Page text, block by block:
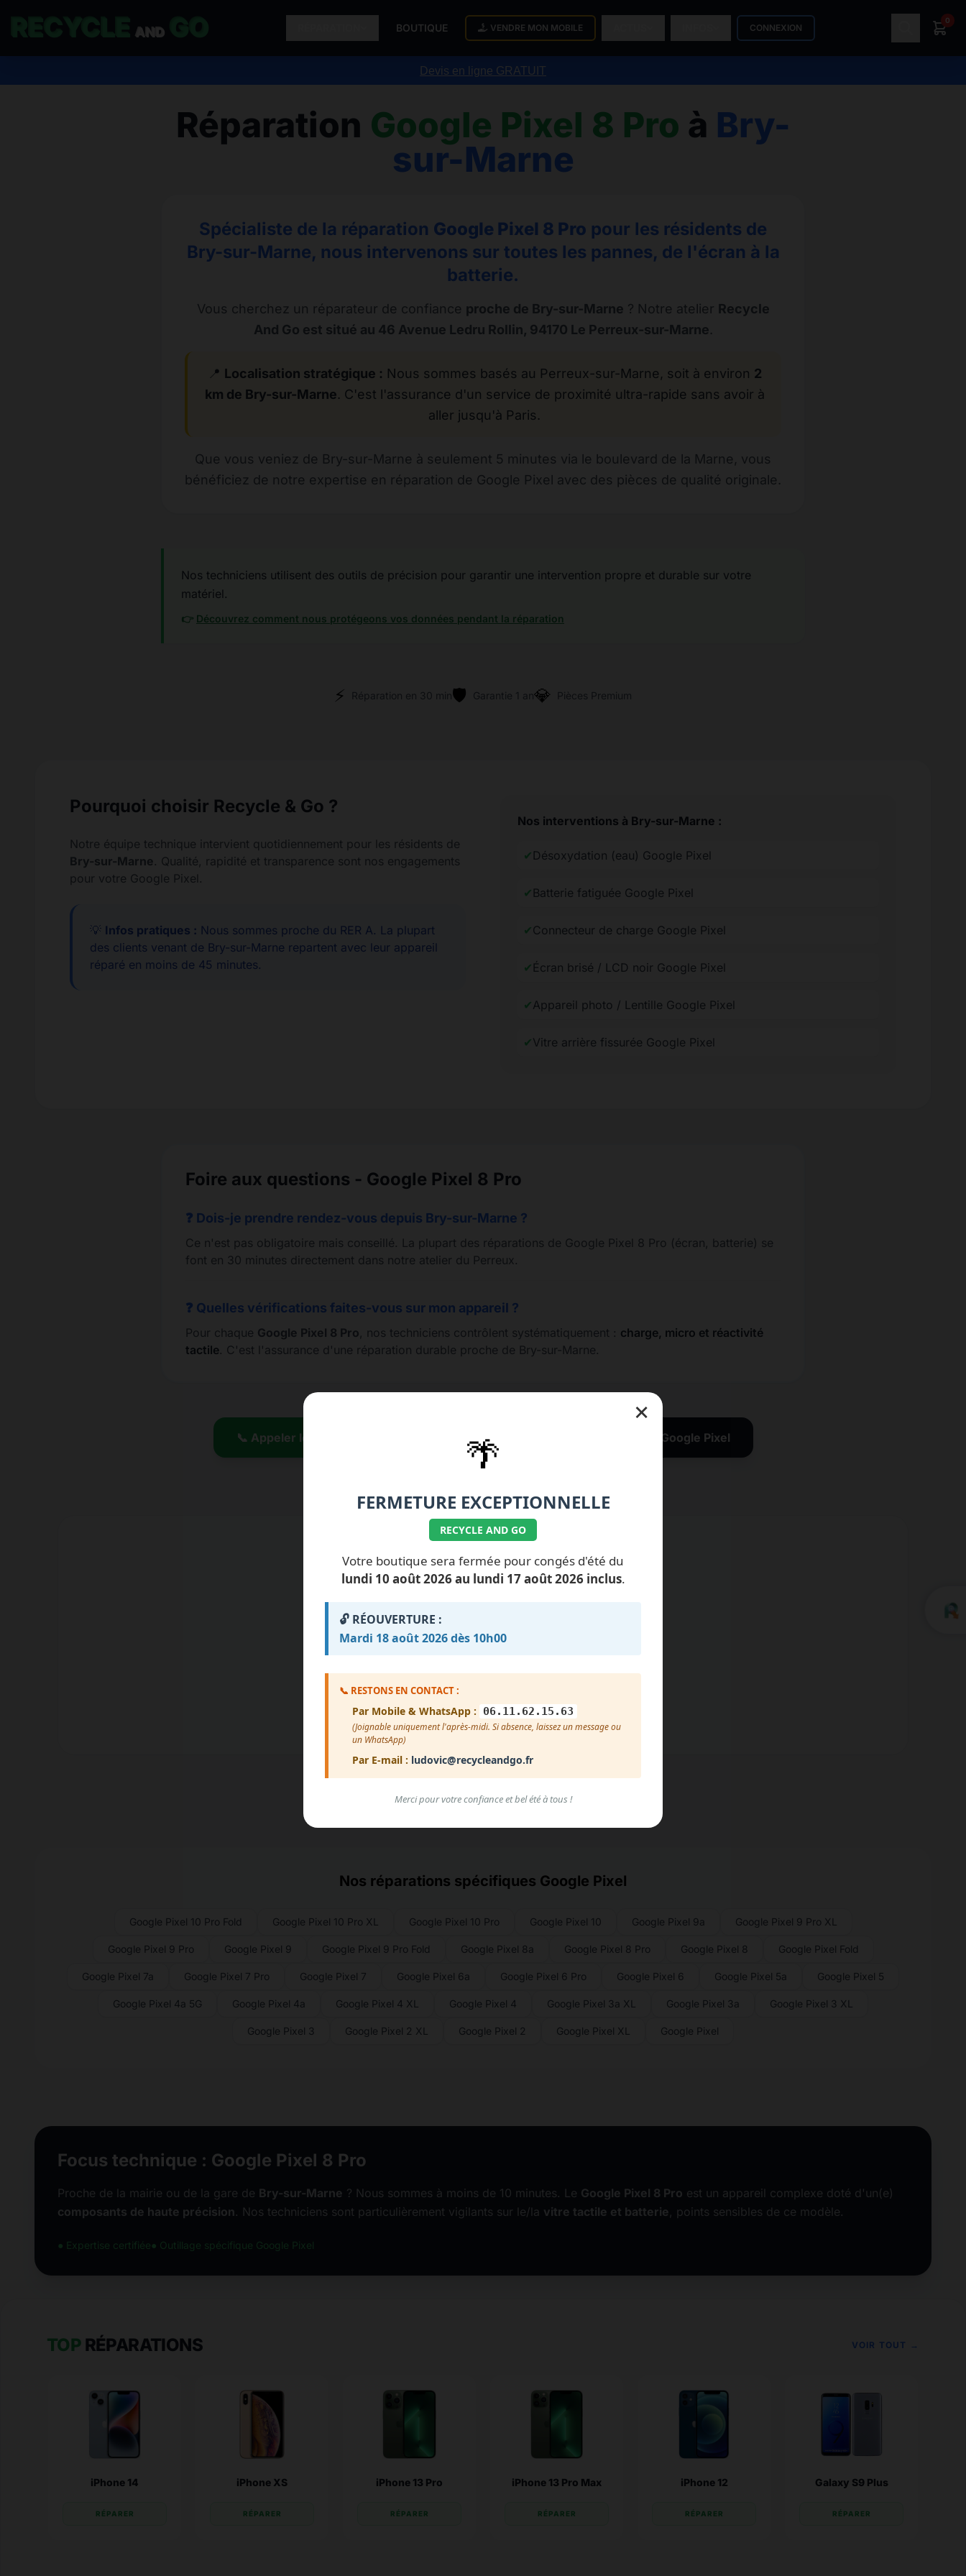
AND BOUTIQUE VENDRE MON MOBILE CONNEXION
0
Devis en ligne GRATUIT
Réparation Google Pixel 8 Pro à Bry-
sur-Marne
Spécialiste de la réparation Google Pixel 8 Pro pour les résidents de
Bry-sur-Marne, nous intervenons sur toutes les pannes, de l'écran à la
batterie.
Vous cherchez un réparateur de confiance proche de Bry-sur-Marne ? Notre atelier Recycle
And Go est situé au 46 Avenue Ledru Rollin, 94170 Le Perreux-sur-Marne.
📍 Localisation stratégique : Nous sommes basés au Perreux-sur-Marne, soit à environ 2
km de Bry-sur-Marne. C'est l'assurance d'un service de proximité ultra-rapide sans avoir à
aller jusqu'à Paris.
Que vous veniez de Bry-sur-Marne à seulement 5 minutes via le boulevard de la Marne, vous
bénéficiez de notre expertise en réparation de Google Pixel avec des pièces de qualité originale.
Nos techniciens utilisent des outils de précision pour garantir une intervention propre et durable sur votre
matériel.
👉 Découvrez comment nous protégeons vos données pendant la réparation
⚡ Réparation en 30 min🛡️ Garantie 1 an💎 Pièces Premium
Pourquoi choisir Recycle & Go ?
Notre équipe technique intervient quotidiennement pour les résidents de
Bry-sur-Marne. Qualité, rapidité et transparence sont nos engagements
pour votre Google Pixel.
💡 Infos pratiques : Nous sommes proche du RER A. La plupart
des clients venant de Bry-sur-Marne repartent avec leur appareil
réparé en moins de 45 minutes.
Nos interventions à Bry-sur-Marne :
✔ Désoxydation (eau) Google Pixel
✔ Batterie fatiguée Google Pixel
✔Connecteur de charge Google Pixel
✔ Écran brisé / LCD noir Google Pixel
✔Appareil photo / Lentille Google Pixel
✔Vitre arrière fissurée Google Pixel
Foire aux questions - Google Pixel 8 Pro
❓ Dois-je prendre rendez-vous depuis Bry-sur-Marne ?
Ce n'est pas obligatoire mais conseillé. La plupart des réparations de Google Pixel 8 Pro (écran, batterie) se
font en 30 minutes directement dans notre atelier du Perreux.
❓ Quelles vérifications faites-vous sur mon appareil ?
Pour chaque Google Pixel 8 Pro, nos techniciens contrôlent systématiquement : charge, micro et réactivité
tactile. C'est l'assurance d'une réparation durable proche de Bry-sur-Marne.
📞 Appeler le 01.77.99.07.92 / 06.11.62.15.63 💰 Nos tarifs réparation Google Pixel
ILS NOUS FONTCONFIANCE
Impossible de charger les avis pour le moment.
Erreur de chargement. Vérifiez que le fichier avis.txt est présent.
Nos réparations spécifiques Google Pixel
Google Pixel 10 Pro Fold Google Pixel 10 Pro XL Google Pixel 10 Pro Google Pixel 10 Google Pixel 9a Google Pixel 9 Pro XL
Google Pixel 9 Pro Google Pixel 9 Google Pixel 9 Pro Fold Google Pixel 8a Google Pixel 8 Pro Google Pixel 8 Google Pixel Fold
Google Pixel 7a Google Pixel 7 Pro Google Pixel 7 Google Pixel 6a Google Pixel 6 Pro Google Pixel 6 Google Pixel 5a Google Pixel 5
Google Pixel 4a 5G Google Pixel 4a Google Pixel 4 XL Google Pixel 4 Google Pixel 3a XL Google Pixel 3a Google Pixel 3 XL
Google Pixel 3 Google Pixel 2 XL Google Pixel 2 Google Pixel XL Google Pixel
Focus technique : Google Pixel 8 Pro
Proche de la mairie ou de la gare de Bry-sur-Marne ? Nous sommes à moins de 10 minutes. Le Google Pixel 8 Pro est un appareil complexe doté d'un(e)
composants de haute précision. Nos techniciens sont particulièrement vigilants sur le/la vitre tactile et batterie, points sensibles de ce modèle.
● Expertise certifiée● Outillage spécifique Google Pixel
TOP RÉPARATIONS VOIR TOUT →
iPhone 14
RÉPARER
iPhone XS
RÉPARER
iPhone 13 Pro
RÉPARER
iPhone 13 Pro Max
RÉPARER
iPhone 12
RÉPARER
Galaxy S9 Plus
RÉPARER
×
🌴
FERMETURE EXCEPTIONNELLE
RECYCLE AND GO
Votre boutique sera fermée pour congés d'été du
lundi 10 août 2026 au lundi 17 août 2026 inclus.
🔓 RÉOUVERTURE :
Mardi 18 août 2026 dès 10h00
📞 RESTONS EN CONTACT :
Par Mobile & WhatsApp : 06.11.62.15.63
(Joignable uniquement l'après-midi. Si absence, laissez un message ou
un WhatsApp)
Par E-mail : ludovic@recycleandgo.fr
Merci pour votre confiance et bel été à tous !